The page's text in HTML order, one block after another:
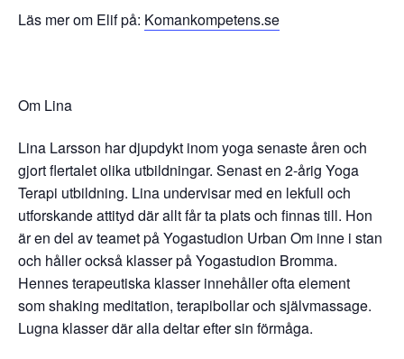
Läs mer om Elif på: Komankompetens.se
Om Lina
Lina Larsson har djupdykt inom yoga senaste åren och
gjort flertalet olika utbildningar. Senast en 2-årig Yoga
Terapi utbildning. Lina undervisar med en lekfull och
utforskande attityd där allt får ta plats och finnas till. Hon
är en del av teamet på Yogastudion Urban Om inne i stan
och håller också klasser på Yogastudion Bromma.
Hennes terapeutiska klasser innehåller ofta element
som shaking meditation, terapibollar och självmassage.
Lugna klasser där alla deltar efter sin förmåga.